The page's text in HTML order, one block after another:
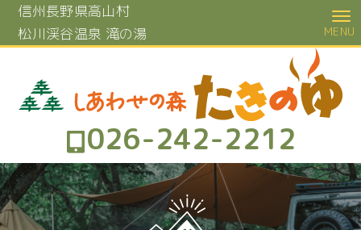
信州長野県高山村
松川渓谷温泉 滝の湯
026-242-2212